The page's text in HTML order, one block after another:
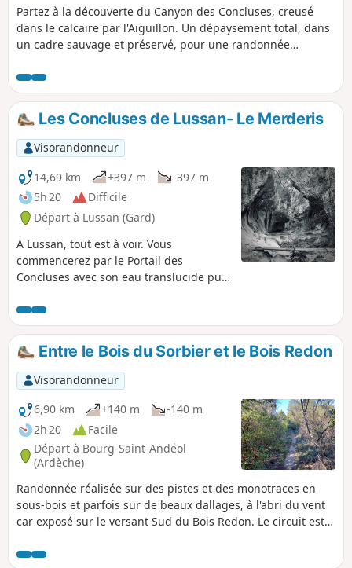
Partez à la découverte du Canyon des Concluses, creusé
dans le calcaire par l'Aiguillon. Un dépaysement total, dans
un cadre sauvage et préservé, pour une randonnée
quasiment à sec, mais attendez-vous quand même à vous
mouiller les pieds. La randonnée s'effectue dans le lit
accidenté du cours d'eau, il faudra donc escalader
fréquemment, accompagné par les cigales.
Les Concluses de Lussan- Le Merderis
Visorandonneur
14,69 km
+397 m
-397 m
5h 20
Difficile
Départ à Lussan (Gard)
A Lussan, tout est à voir. Vous
commencerez par le Portail des
Concluses avec son eau translucide puis
Pierre Plantée. Vous serez captivé par
une vue époustouflante sur les
Cévennes et vous traverserez la
garrigue sur des terrains variés pour
arriver au dolmen de la Table des Turcs.
Vous arriverez enfin à la Leque, lieu
idéal pour une pause déjeuner. Les
quelques kilomètres restants se font sur
de larges chemins qui rejoignent la
première partie du tracé.
Entre le Bois du Sorbier et le Bois Redon
Visorandonneur
6,90 km
+140 m
-140 m
2h 20
Facile
Départ à Bourg-Saint-Andéol
(Ardèche)
Randonnée réalisée sur des pistes et des monotraces en
sous-bois et parfois sur de beaux dallages, à l'abri du vent
car exposé sur le versant Sud du Bois Redon. Le circuit est
chênes essentiellement.